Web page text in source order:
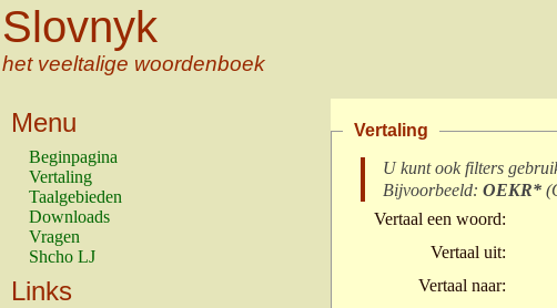
Slovnyk
het veeltalige woordenboek
Menu
Beginpagina
Vertaling
Taalgebieden
Downloads
Vragen
Shcho LJ
Links
Vertaling
U kunt ook filters
Bijvoorbeeld: OEKR* (
Vertaal een woord:
Vertaal uit:
Vertaal naar: